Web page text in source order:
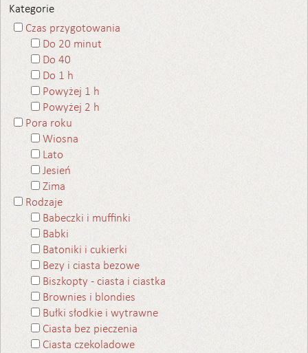
Kategorie
Czas przygotowania
Do 20 minut
Do 40
Do 1 h
Powyżej 1 h
Powyżej 2 h
Pora roku
Wiosna
Lato
Jesień
Zima
Rodzaje
Babeczki i muffinki
Babki
Batoniki i cukierki
Bezy i ciasta bezowe
Biszkopty - ciasta i ciastka
Brownies i blondies
Bułki słodkie i wytrawne
Ciasta bez pieczenia
Ciasta czekoladowe